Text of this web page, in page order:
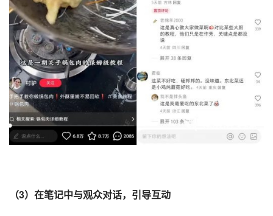
（3）在笔记中与观众对话，引导互动